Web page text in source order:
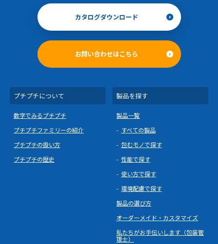
カタログダウンロード
お問い合わせはこちら
プチプチについて
数字でみるプチプチ
プチプチファミリーの紹介
プチプチの扱い方
プチプチの歴史
製品を探す
製品一覧
すべての製品
包むモノで探す
性能で探す
使い方で探す
環境配慮で探す
製品の選び方
オーダーメイド・カスタマイズ
私たちがお手伝いします（包装管
理士）